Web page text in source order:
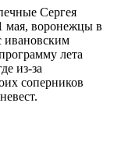
Сергея
мая, воронежцы в
ивановским
лета
из-за
соперников